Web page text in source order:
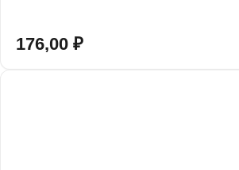
176,00 ₽